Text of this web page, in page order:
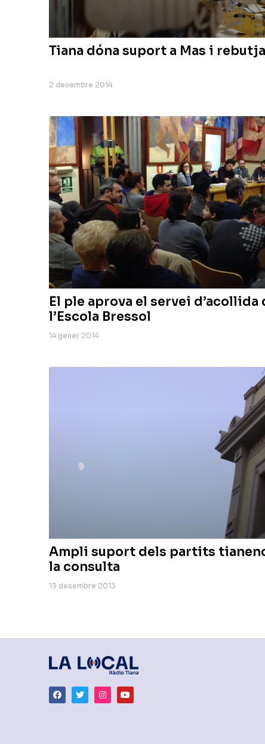
Tiana dóna suport a Mas i
2 desembre 2014
El ple aprova el servei d’acollida
l’Escola Bressol
14 gener 2014
Ampli suport dels partits
la consulta
13 desembre 2013